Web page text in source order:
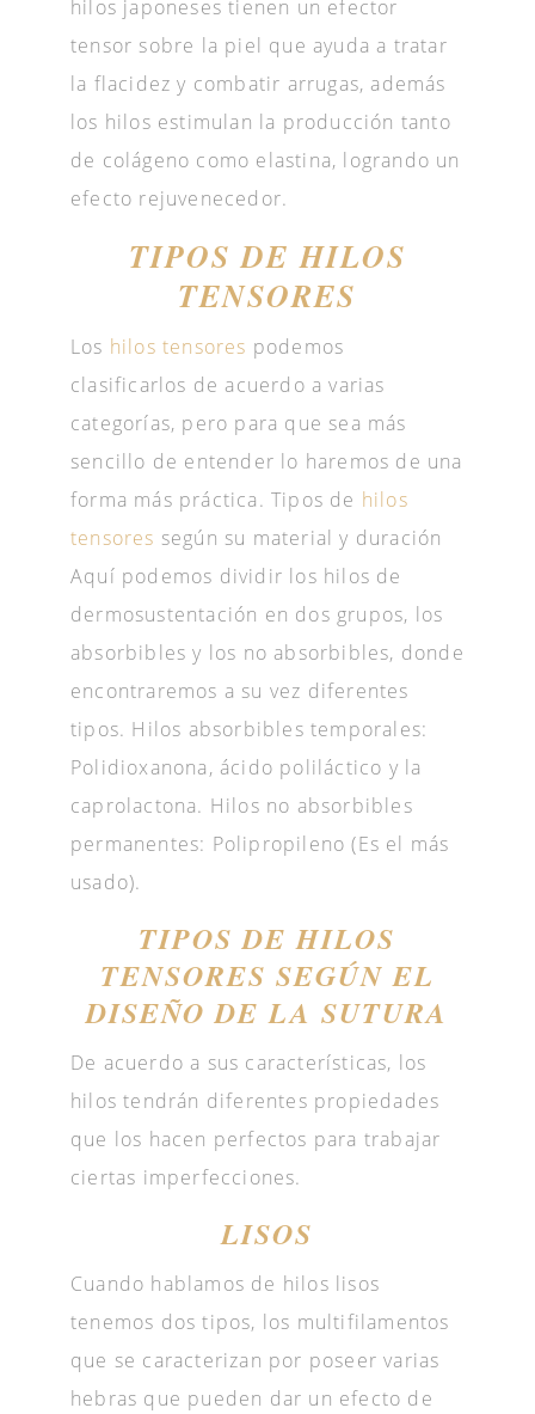
hilos japoneses tienen un efector
tensor sobre la piel que ayuda a tratar
la flacidez y combatir arrugas, además
los hilos estimulan la producción tanto
de colágeno como elastina, logrando un
efecto rejuvenecedor.
TIPOS DE HILOS
TENSORES
Los hilos tensores podemos
clasificarlos de acuerdo a varias
categorías, pero para que sea más
sencillo de entender lo haremos de una
forma más práctica. Tipos de hilos
tensores según su material y duración
Aquí podemos dividir los hilos de
dermosustentación en dos grupos, los
absorbibles y los no absorbibles, donde
encontraremos a su vez diferentes
tipos. Hilos absorbibles temporales:
Polidioxanona, ácido poliláctico y la
caprolactona. Hilos no absorbibles
permanentes: Polipropileno (Es el más
usado).
TIPOS DE HILOS
TENSORES SEGÚN EL
DISEÑO DE LA SUTURA
De acuerdo a sus características, los
hilos tendrán diferentes propiedades
que los hacen perfectos para trabajar
ciertas imperfecciones.
LISOS
Cuando hablamos de hilos lisos
tenemos dos tipos, los multifilamentos
que se caracterizan por poseer varias
hebras que pueden dar un efecto de